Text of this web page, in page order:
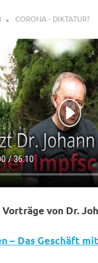
XX
CORONA - DIKTATUR?
von Dr.
– Das Geschäft